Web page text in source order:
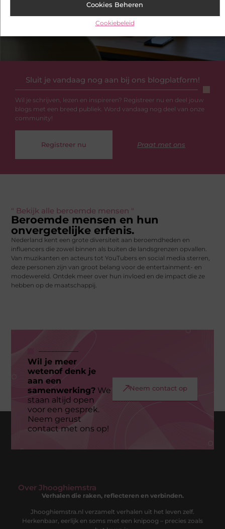
Cookies Beheren
Cookiebeleid
Sluit je vandaag nog aan bij ons blogplatform!
Wil je schrijven, lezen en inspireren? Registreer nu en deel jouw
blogs met een breed publiek. Word vandaag nog deel van onze
community!
Registreer nu Praat met ons
" Bekijk alle beroemde mensen "
Beroemde mensen en hun
onvergetelijke erfenis.
Nederland kent een grote diversiteit aan beroemdheden en
influencers die zowel binnen als buiten de landsgrenzen opvallen.
Van muzikanten en acteurs tot YouTubers en social media sterren,
deze personen zijn van groot belang voor de entertainment- en
modewereld. Ontdek meer over hun invloed en de impact die ze
hebben op de maatschappij.
Wil je meer
wetenof denk je
aan een
samenwerking?We
staan altijd open
voor een gesprek.
Neem gerust
contact met ons op!
Neem contact op
Over Jhooghiemstra
Verhalen die raken, reflecteren en verbinden.
Jhooghiemstra.nl verzamelt verhalen uit het leven zelf.
Herkenbaar, eerlijk en soms met een knipoog – precies zoals